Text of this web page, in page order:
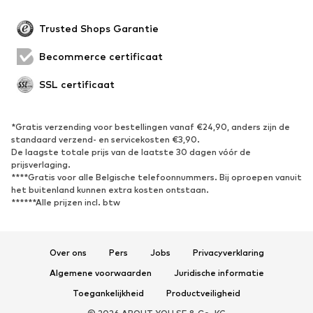
Trusted Shops Garantie
Becommerce certificaat
SSL certificaat
*Gratis verzending voor bestellingen vanaf €24,90, anders zijn de
standaard verzend- en servicekosten €3,90.
De laagste totale prijs van de laatste 30 dagen vóór de
prijsverlaging.
****Gratis voor alle Belgische telefoonnummers. Bij oproepen vanuit
het buitenland kunnen extra kosten ontstaan.
******Alle prijzen incl. btw
Over ons Pers Jobs
Privacyverklaring
Algemene voorwaarden
Juridische informatie
Toegankelijkheid
Productveiligheid